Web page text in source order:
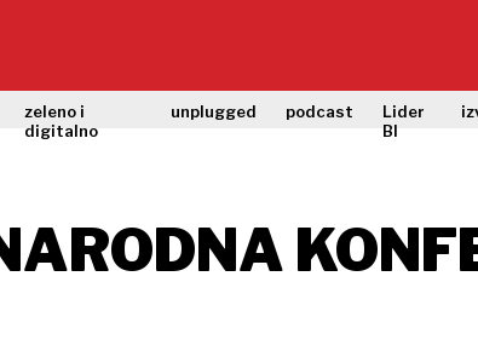
zeleno i
digitalno
unplugged podcast
Lider
BI